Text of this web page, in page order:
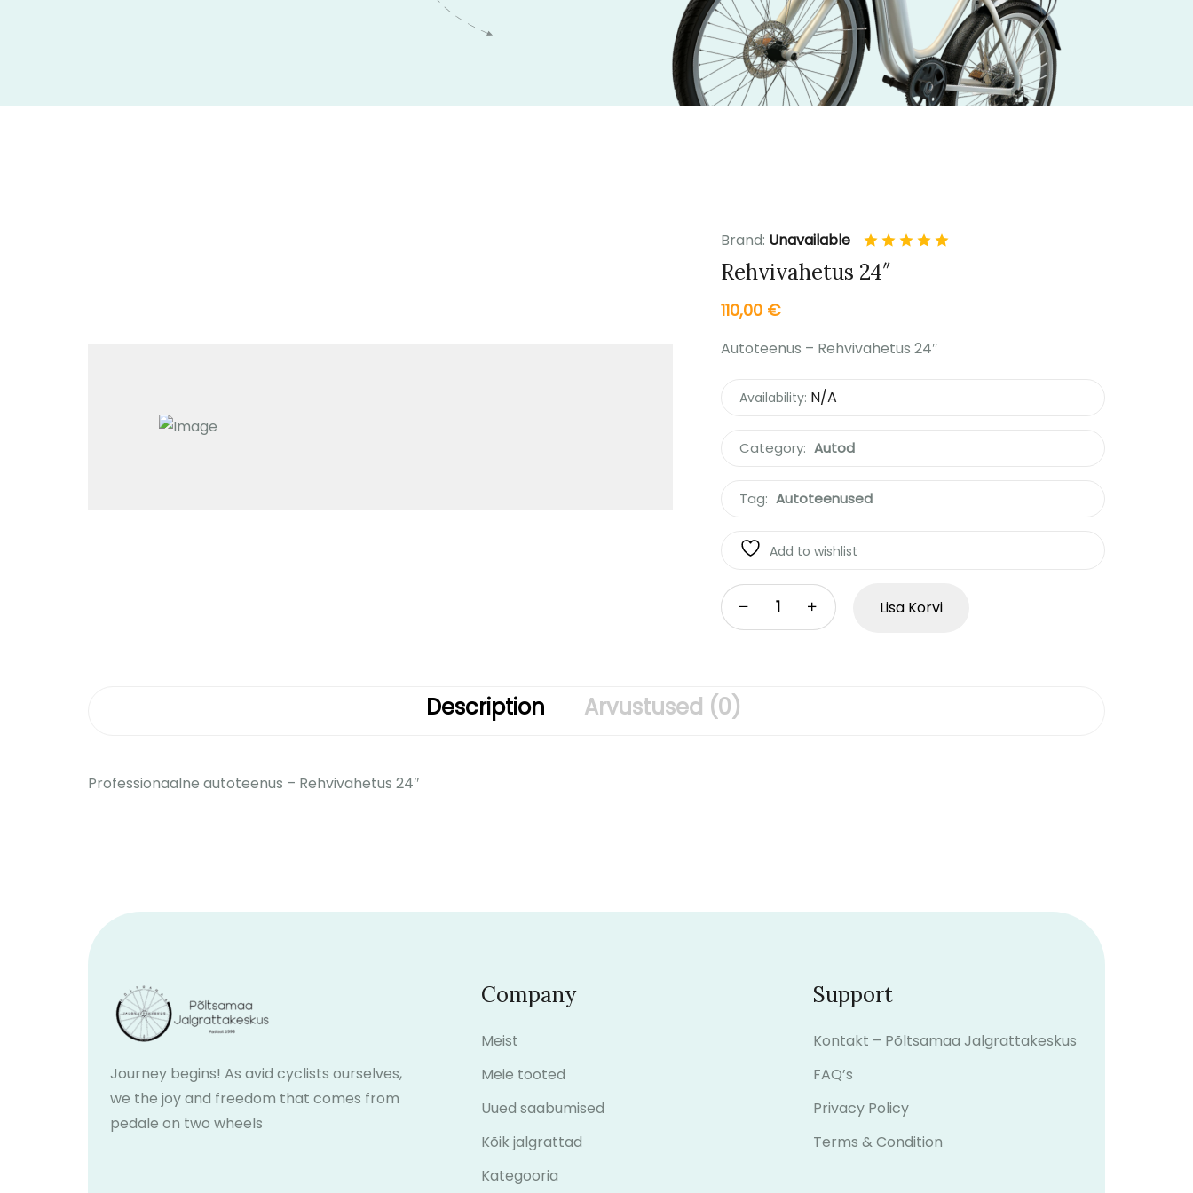
Brand: Unavailable
Rehvivahetus 24″
110,00 €
Autoteenus – Rehvivahetus 24″
Availability: N/A
Category: Autod
Tag: Autoteenused
Add to wishlist
Lisa Korvi
Description Arvustused (0)
Professionaalne autoteenus – Rehvivahetus 24″
Journey begins! As avid cyclists ourselves,
we the joy and freedom that comes from
pedale on two wheels
Company
Meist
Meie tooted
Uued saabumised
Kõik jalgrattad
Kategooria
Support
Kontakt – Põltsamaa Jalgrattakeskus
FAQ’s
Privacy Policy
Terms & Condition